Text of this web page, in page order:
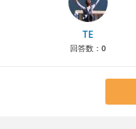
TE
回答数： 0